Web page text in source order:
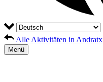
Alle Aktivitäten in Andratx
Menü